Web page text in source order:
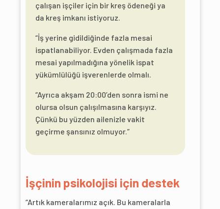
çalışan işçiler için bir kreş ödeneği ya
da kreş imkanı istiyoruz.
“İş yerine gidildiğinde fazla mesai
ispatlanabiliyor. Evden çalışmada fazla
mesai yapılmadığına yönelik ispat
yükümlülüğü işverenlerde olmalı.
“Ayrıca akşam 20:00’den sonra ismi ne
olursa olsun çalışılmasına karşıyız.
Çünkü bu yüzden ailenizle vakit
geçirme şansınız olmuyor.”
İşçinin psikolojisi için destek
“Artık kameralarımız açık. Bu kameralarla